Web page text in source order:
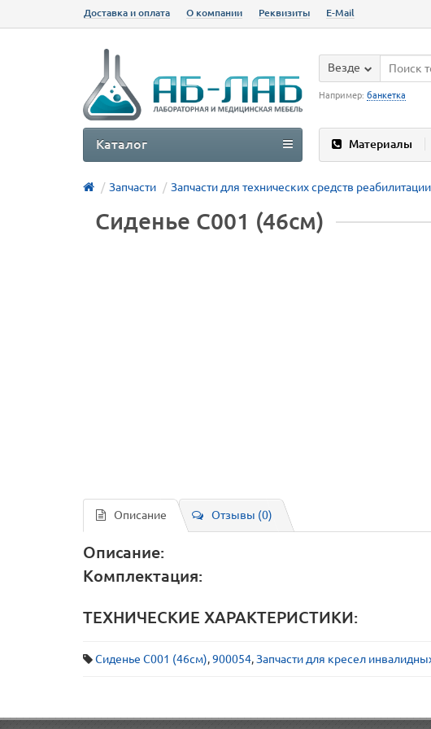
Доставка и оплата О компании Реквизиты E-Mail
Везде
Например: банкетка
Материалы
Каталог
Запчасти Запчасти для технических средств реабилитации
Сиденье C001 (46см)
Описание Отзывы (0)
Описание:
Комплектация:
ТЕХНИЧЕСКИЕ ХАРАКТЕРИСТИКИ:
Сиденье C001 (46см),900054,Запчасти для кресел